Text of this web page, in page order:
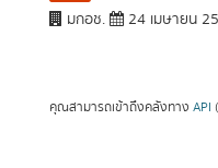
มกอช. 24 เมษายน
คุณสามารถเข้าถึงคลังทาง API